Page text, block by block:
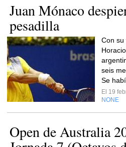
Juan Mónaco
pesadilla
Con su
seis
Se
El 19
NONE
Open de Australia